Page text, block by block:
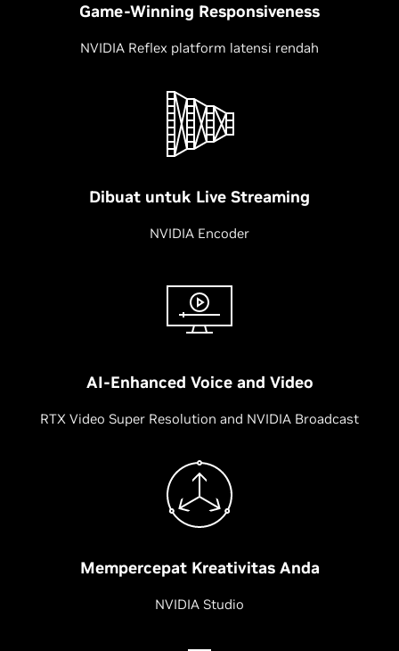
Game-Winning Responsiveness
NVIDIA Reflex platform latensi rendah
Dibuat untuk Live Streaming
NVIDIA Encoder
AI-Enhanced Voice and Video
RTX Video Super Resolution and NVIDIA Broadcast
Mempercepat Kreativitas Anda
NVIDIA Studio